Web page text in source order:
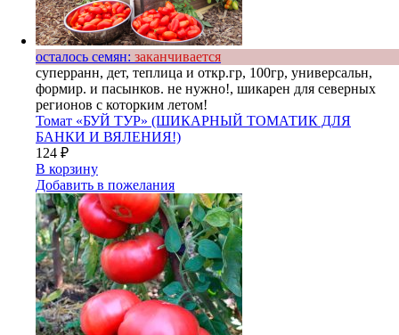
осталось семян: заканчивается
суперранн, дет, теплица и откр.гр, 100гр, универсальн,
формир. и пасынков. не нужно!, шикарен для северных
регионов с которким летом!
Томат «БУЙ ТУР» (ШИКАРНЫЙ ТОМАТИК ДЛЯ
БАНКИ И ВЯЛЕНИЯ!)
124 ₽
В корзину
Добавить в пожелания